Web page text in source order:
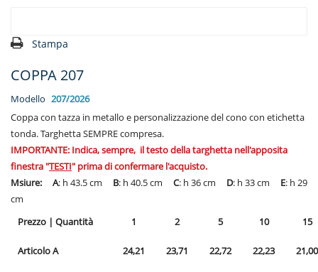
Stampa
COPPA 207
Modello 207/2026
Coppa con tazza in metallo e personalizzazione del cono con etichetta
tonda. Targhetta SEMPRE compresa.
IMPORTANTE: Indica, sempre, il testo della targhetta nell'apposita
finestra "TESTI" prima di confermare l'acquisto.
Msiure: A: h 43.5 cm B: h 40.5 cm C: h 36 cm D: h 33 cm E: h 29
cm
Prezzo | Quantità 1 2 5 10 15
Articolo A 24,21 23,71 22,72 22,23 21,00